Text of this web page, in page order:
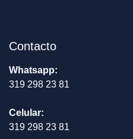
Contacto
Whatsapp:
319 298 23 81
Celular:
319 298 23 81